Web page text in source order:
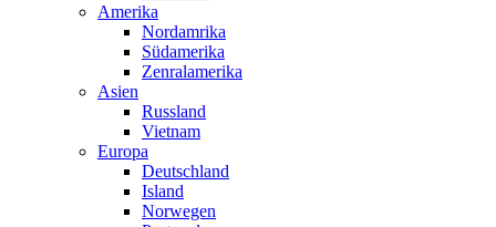
Amerika
Nordamrika
Südamerika
Zenralamerika
Asien
Russland
Vietnam
Europa
Deutschland
Island
Norwegen